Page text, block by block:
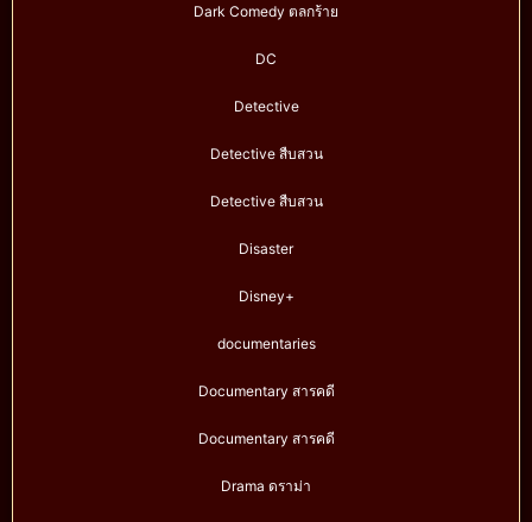
Dark Comedy ตลกร้าย
DC
Detective
Detective สืบสวน
Detective สืบสวน
Disaster
Disney+
documentaries
Documentary สารคดี
Documentary สารคดี
Drama ดราม่า